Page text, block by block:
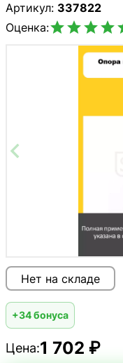
Артикул: 337822
Оценка:
Нет на складе
+34 бонуса
Цена:1 702 ₽